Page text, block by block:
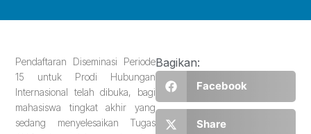
Pendaftaran Diseminasi Periode
15 untuk Prodi Hubungan
Internasional telah dibuka, bagi
mahasiswa tingkat akhir yang
sedang menyelesaikan Tugas
Bagikan:
Facebook
Share